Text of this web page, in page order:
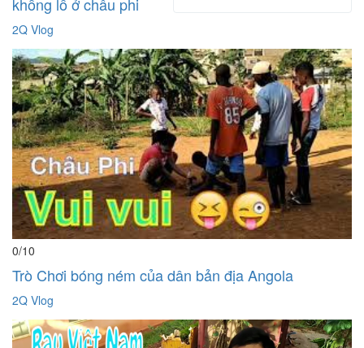
2Q Vlog
0/10
Trò Chơi bóng ném của dân bản địa Angola
2Q Vlog